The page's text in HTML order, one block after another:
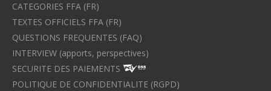
CATEGORIES FFA (FR)
TEXTES OFFICIELS FFA (FR)
QUESTIONS FREQUENTES (FAQ)
INTERVIEW (apports, perspectives)
SECURITE DES PAIEMENTS
POLITIQUE DE CONFIDENTIALITE (RGPD)